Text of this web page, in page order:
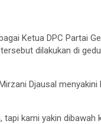
Ketua DPC Partai
dilakukan di
Djausal
kami yakin